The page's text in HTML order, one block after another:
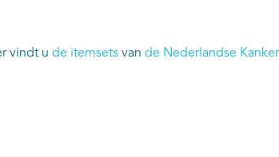
vindt u de itemsets van de Nederlandse